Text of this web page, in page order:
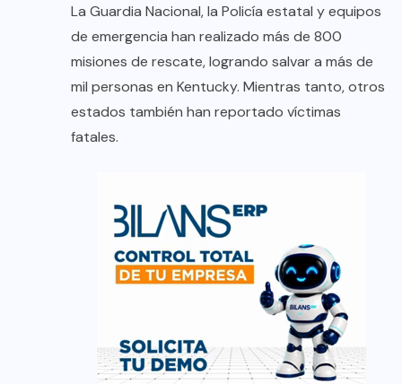
La Guardia Nacional, la Policía estatal y equipos
de emergencia han realizado más de 800
misiones de rescate, logrando salvar a más de
mil personas en Kentucky. Mientras tanto, otros
estados también han reportado víctimas
fatales.